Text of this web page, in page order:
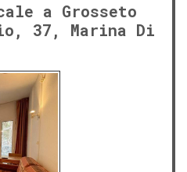
a Grosseto
37, Marina Di